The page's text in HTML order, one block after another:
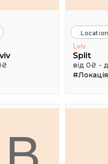
Lviv
Split
від 0₴ -
#Локація